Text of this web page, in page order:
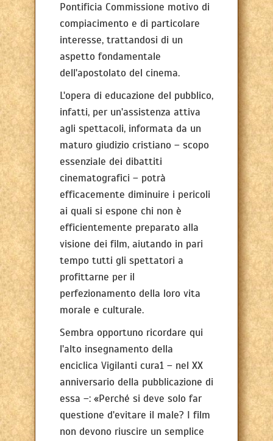
Pontificia Commissione motivo di
compiacimento e di particolare
interesse, trattandosi di un
aspetto fondamentale
dell'apostolato del cinema.
L'opera di educazione del pubblico,
infatti, per un'assistenza attiva
agli spettacoli, informata da un
maturo giudizio cristiano – scopo
essenziale dei dibattiti
cinematografici – potrà
efficacemente diminuire i pericoli
ai quali si espone chi non è
efficientemente preparato alla
visione dei film, aiutando in pari
tempo tutti gli spettatori a
profittarne per il
perfezionamento della loro vita
morale e culturale.
Sembra opportuno ricordare qui
l'alto insegnamento della
enciclica Vigilanti cura1 – nel XX
anniversario della pubblicazione di
essa –: «Perché si deve solo far
questione d'evitare il male? I film
non devono riuscire un semplice